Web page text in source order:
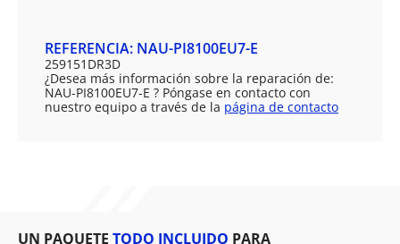
REFERENCIA: NAU-PI8100EU7-E
259151DR3D
¿Desea más información sobre la reparación de:
NAU-PI8100EU7-E ? Póngase en contacto con
nuestro equipo a través de la página de contacto
UN PAQUETE TODO INCLUIDO PARA